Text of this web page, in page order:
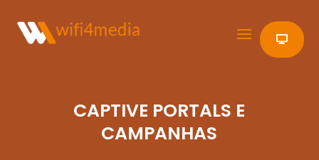
CAPTIVE PORTALS E
CAMPANHAS